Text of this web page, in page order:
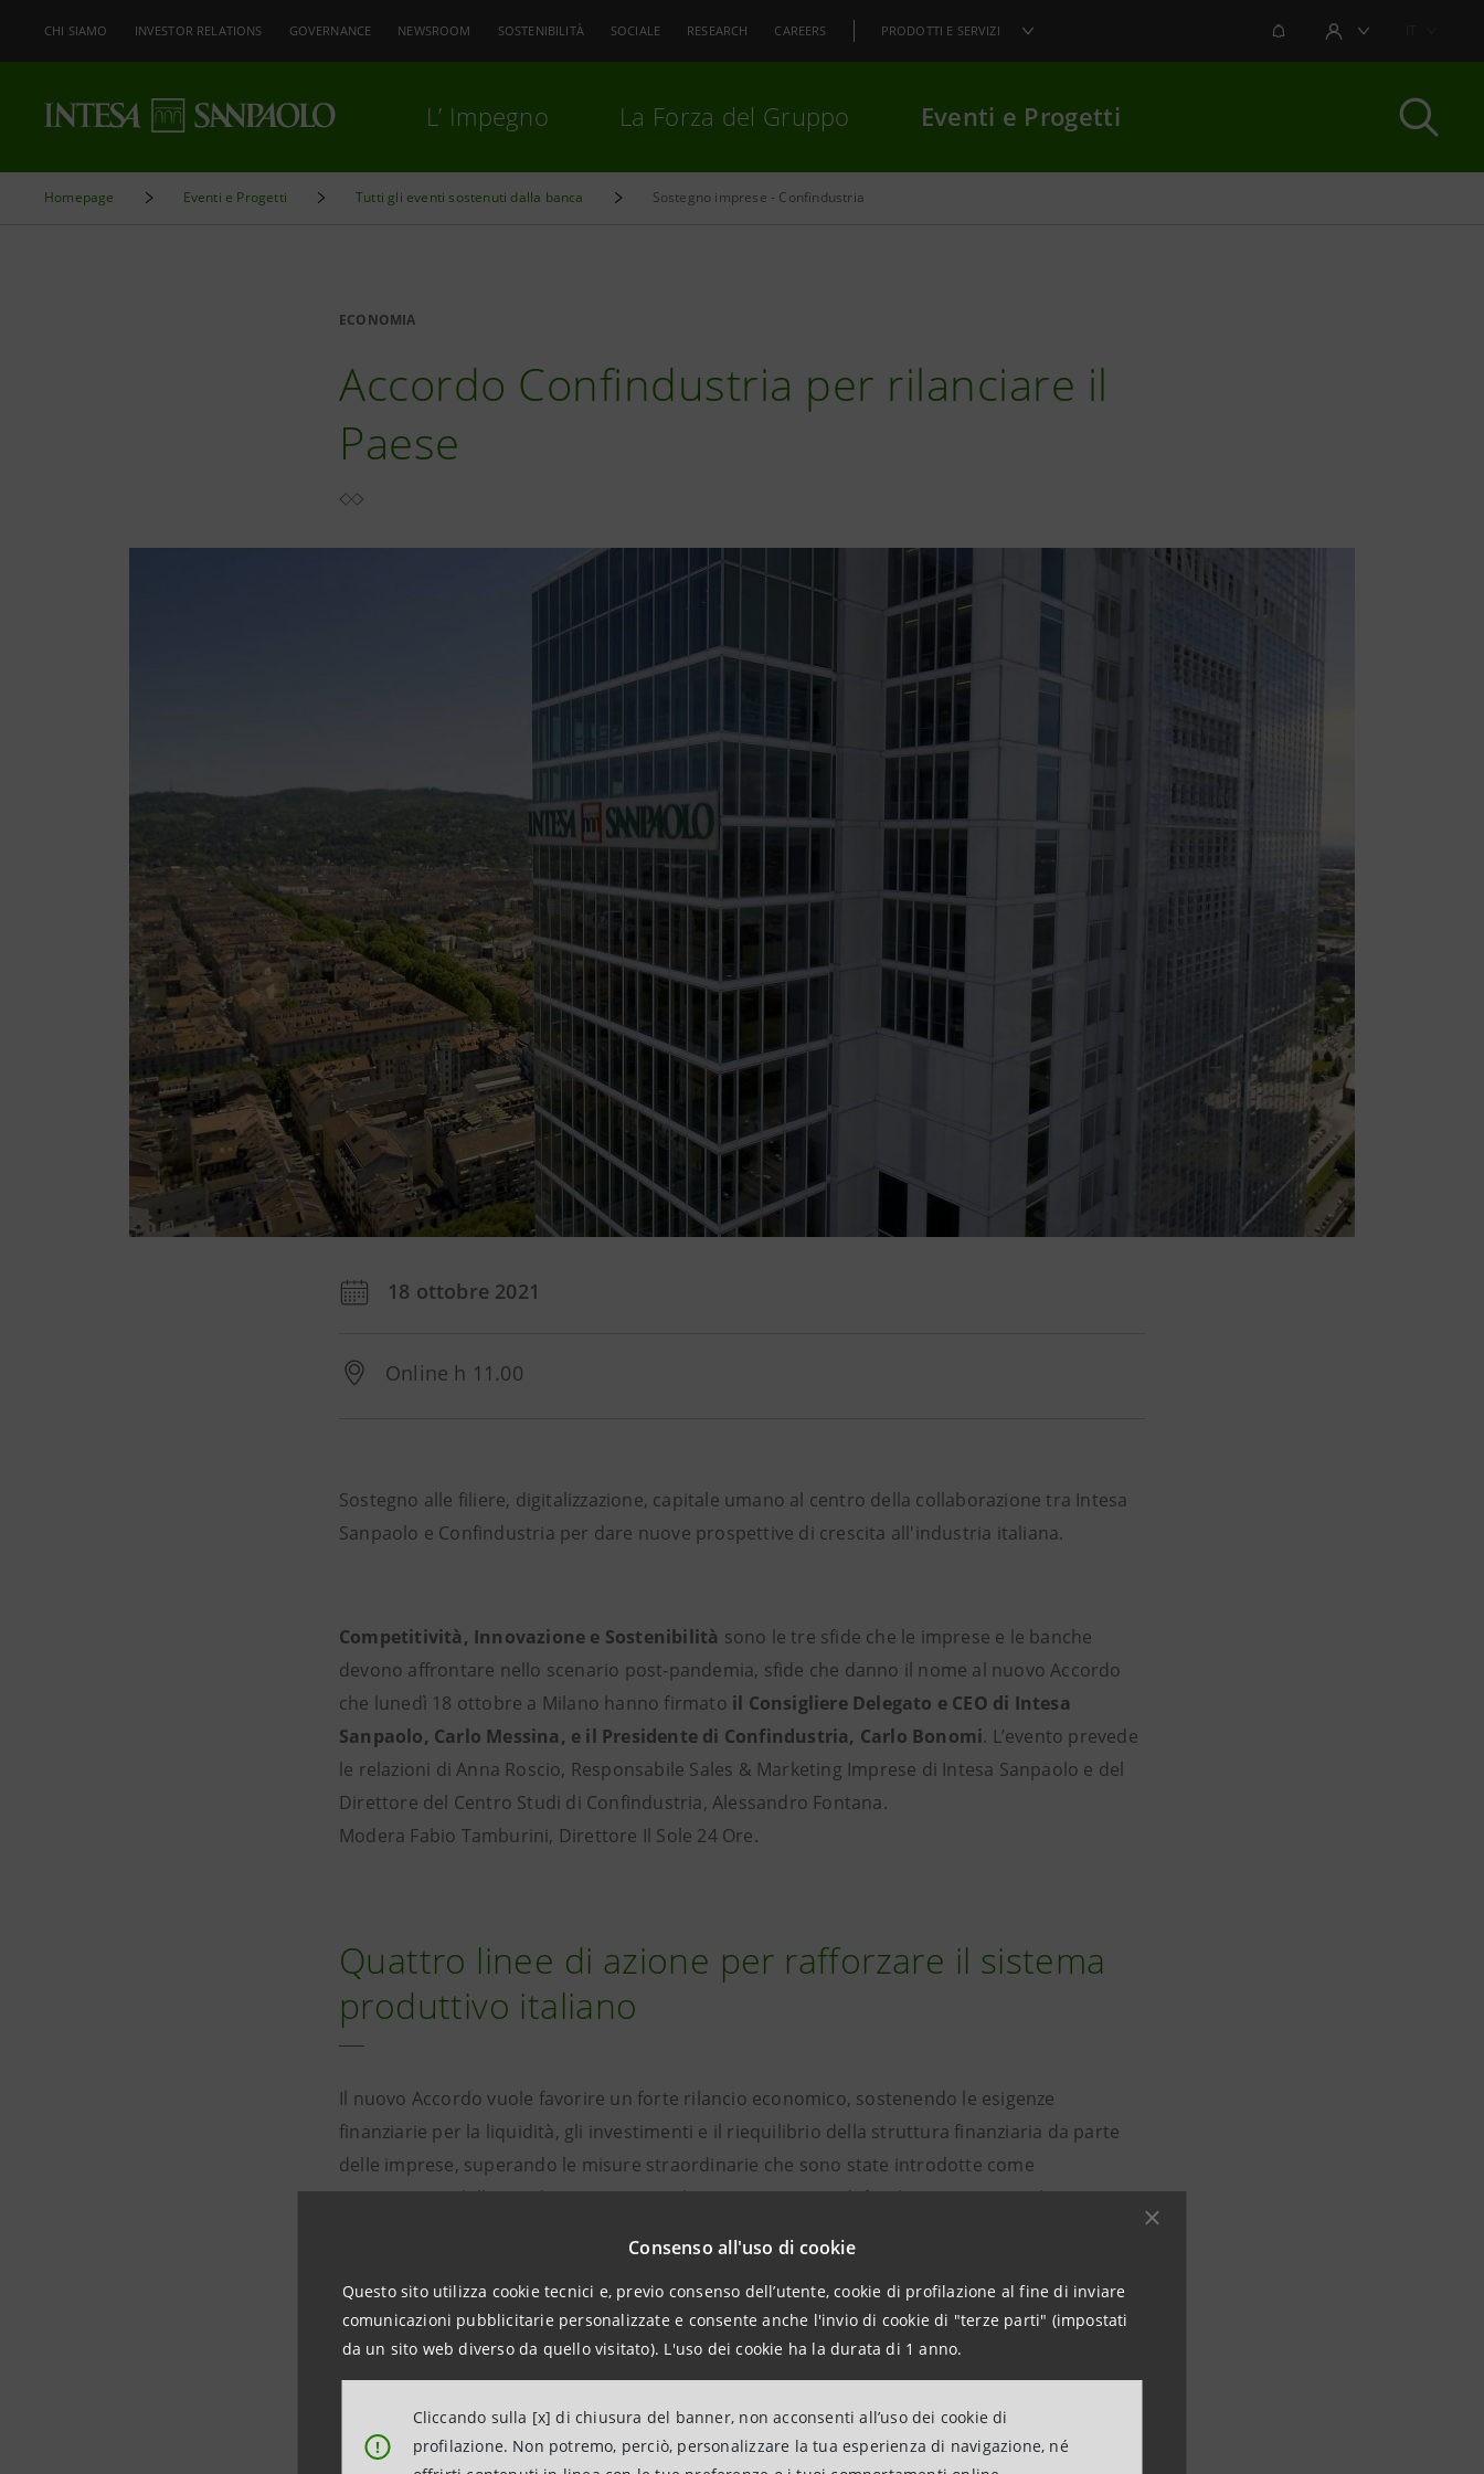
Consenso all'uso di cookie
Questo sito utilizza cookie tecnici e, previo consenso dell’utente, cookie di profilazione al fine di inviare
comunicazioni pubblicitarie personalizzate e consente anche l'invio di cookie di "terze parti" (impostati
da un sito web diverso da quello visitato). L'uso dei cookie ha la durata di 1 anno.
!
Cliccando sulla [x] di chiusura del banner, non acconsenti all’uso dei cookie di
profilazione. Non potremo, perciò, personalizzare la tua esperienza di navigazione, né
CHI SIAMO INVESTOR RELATIONS GOVERNANCE NEWSROOM SOSTENIBILITÀ SOCIALE RESEARCH CAREERS PRODOTTI E SERVIZI NOTIFICHEAREA UTENTE
L’ Impegno La Forza del Gruppo Eventi e Progetti
Homepage Eventi e Progetti Tutti gli eventi sostenuti dalla banca Sostegno imprese - Confindustria
ECONOMIA
Accordo Confindustria per rilanciare il
Paese
18 ottobre 2021
Online h 11.00
Sostegno alle filiere, digitalizzazione, capitale umano al centro della collaborazione tra Intesa
Sanpaolo e Confindustria per dare nuove prospettive di crescita all'industria italiana.
Competitività, Innovazione e Sostenibilità sono le tre sfide che le imprese e le banche
devono affrontare nello scenario post-pandemia, sfide che danno il nome al nuovo Accordo
che lunedì 18 ottobre a Milano hanno firmato il Consigliere Delegato e CEO di Intesa
Sanpaolo, Carlo Messina, e il Presidente di Confindustria, Carlo Bonomi. L’evento prevede
le relazioni di Anna Roscio, Responsabile Sales & Marketing Imprese di Intesa Sanpaolo e del
Direttore del Centro Studi di Confindustria, Alessandro Fontana.
Modera Fabio Tamburini, Direttore Il Sole 24 Ore.
Quattro linee di azione per rafforzare il sistema
produttivo italiano
Il nuovo Accordo vuole favorire un forte rilancio economico, sostenendo le esigenze
finanziarie per la liquidità, gli investimenti e il riequilibrio della struttura finanziaria da parte
delle imprese, superando le misure straordinarie che sono state introdotte come
conseguenza della pandemia e rientrando in meccanismi più fisiologici e strutturali.
supportare gliinvestimenti in ricerca, innovazione e digitalizzazione; promuovere la
patrimonializzazionee ilrafforzamento della struttura finanziariadelle imprese,
favorendo la diffusione di una cultura aziendale più attenta alla diversificazione delle fonti
delle filiere
, estendendo il programma Sviluppo Filiere
sostenere la trasformazione delle imprese per renderle
sostenibili,
agevolando strategie di